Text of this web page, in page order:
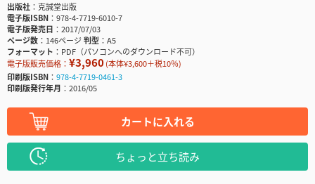
出版社
克誠堂出版
電子版ISBN
978-4-7719-6010-7
電子版発売日
2017/07/03
ページ数
146ページ判型
A5
フォーマット
PDF（パソコンへのダウンロード不可）
電子版販売価格： ¥3,960(本体¥3,600＋税10％)
印刷版ISBN
978-4-7719-0461-3
印刷版発行年月
2016/05
カートに入れる
ちょっと立ち読み